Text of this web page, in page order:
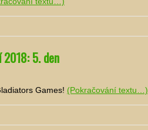
5. den
Games! (Pokračování textu…)